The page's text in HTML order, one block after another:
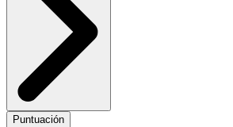
Puntuación